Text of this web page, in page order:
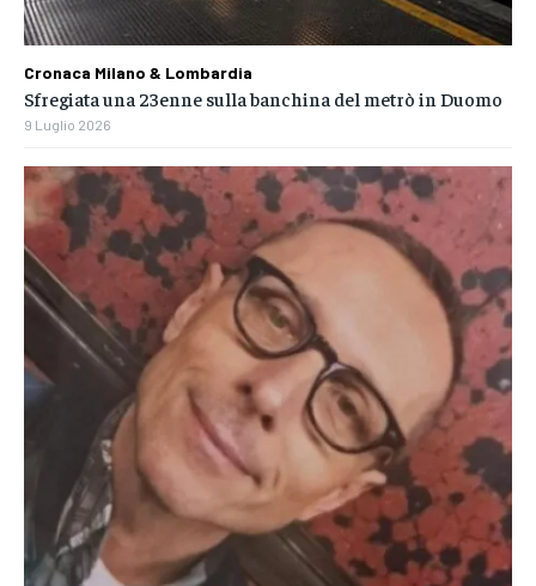
Cronaca Milano & Lombardia
Sfregiata una 23enne sulla banchina del metrò in Duomo
9 Luglio 2026